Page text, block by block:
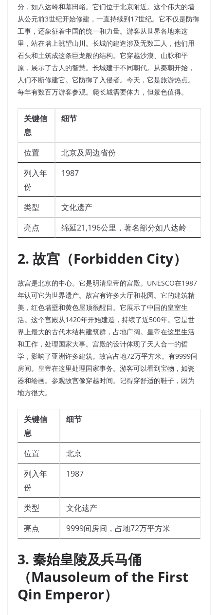
分，如八达岭和慕田峪。它们位于北京附近。这个伟大的墙
从公元前3世纪开始修建，一直持续到17世纪。它不仅是防御
工事，还象征着中国的统一和力量。游客从世界各地来这
里，站在墙上眺望山川。长城的建造涉及无数工人，他们用
石头和土筑成这条巨龙般的结构。它穿越沙漠、山脉和平
原，展示了古人的智慧。长城建于不同朝代。从秦朝开始，
人们不断修建它。它防御了入侵者。今天，它是旅游热点。
每年有数百万游客参观。爬长城需要体力，但景色值得。
关键信
息
细节
位置
北京及周边省份
列入年
份
1987
类型
文化遗产
亮点
绵延21,196公里，著名部分如八达岭
2. 故宫（Forbidden City）
故宫是北京的中心。它是明清皇帝的宫殿。UNESCO在1987
年认可它为世界遗产。故宫有许多大厅和花园。它的建筑精
美，红色墙壁和黄色屋顶很醒目。它展示了中国的皇室生
活。这个宫殿从1420年开始建造，持续了近500年。它是世
界上最大的古代木结构建筑群，占地广阔。皇帝在这里生活
和工作，处理国家大事。宫殿的设计体现了天人合一的哲
学，影响了亚洲许多建筑。故宫占地72万平方米。有9999间
房间。皇帝在这里处理国家事务。游客可以看到宝物，如瓷
器和绘画。参观故宫像穿越时间。记得穿舒适的鞋子，因为
地方很大。
关键信
息
细节
位置
北京
列入年
份
1987
类型
文化遗产
亮点
9999间房间，占地72万平方米
3. 秦始皇陵及兵马俑
（Mausoleum of the First
Qin Emperor）